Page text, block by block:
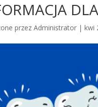
przezAdministrator |kwi